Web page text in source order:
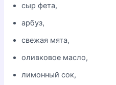
сыр фета,
арбуз,
свежая мята,
оливковое масло,
лимонный сок,